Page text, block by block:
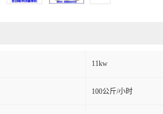
11kw
100公斤/小时